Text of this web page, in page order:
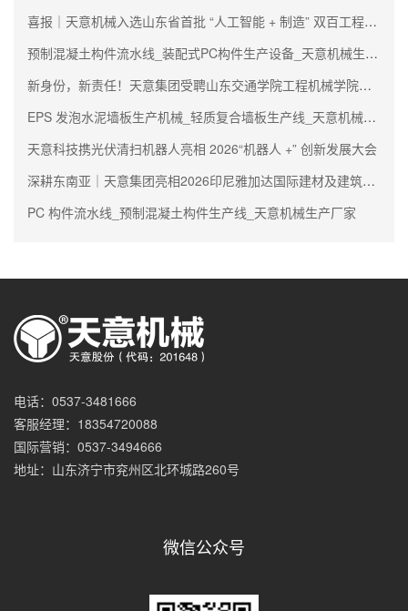
喜报｜天意机械入选山东省首批 “人工智能 + 制造” 双百工程阵容
预制混凝土构件流水线_装配式PC构件生产设备_天意机械生产厂家
新身份，新责任！天意集团受聘山东交通学院工程机械学院理事会副理事长单位
EPS 发泡水泥墙板生产机械_轻质复合墙板生产线_天意机械生产厂家
天意科技携光伏清扫机器人亮相 2026“机器人 +” 创新发展大会
深耕东南亚｜天意集团亮相2026印尼雅加达国际建材及建筑技术展
PC 构件流水线_预制混凝土构件生产线_天意机械生产厂家
电话：0537-3481666
客服经理：18354720088
国际营销：0537-3494666
地址：山东济宁市兖州区北环城路260号
微信公众号